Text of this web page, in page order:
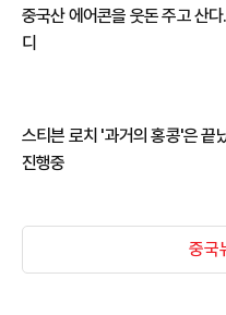
중국산 에어콘을 웃돈 주고 산
디
스티븐 로치 '과거의 홍콩'은 끝
진행중
중국